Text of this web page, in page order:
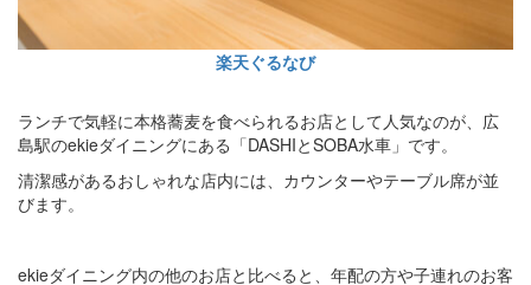
楽天ぐるなび
ランチで気軽に本格蕎麦を食べられるお店として人気なのが、広
島駅のekieダイニングにある「DASHIとSOBA水車」です。
清潔感があるおしゃれな店内には、カウンターやテーブル席が並
びます。
ekieダイニング内の他のお店と比べると、年配の方や子連れのお客